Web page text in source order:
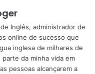
Inglês, administrador de
online de sucesso que
inglesa de milhares de
da minha vida em
pessoas alcançarem a